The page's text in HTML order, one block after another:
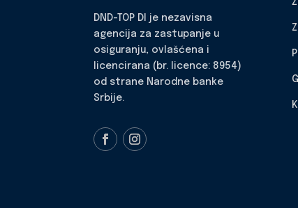
DND-TOP DI je nezavisna
agencija za zastupanje u
osiguranju, ovlašćena i
licencirana (br. licence: 8954)
od strane Narodne banke
Srbije.